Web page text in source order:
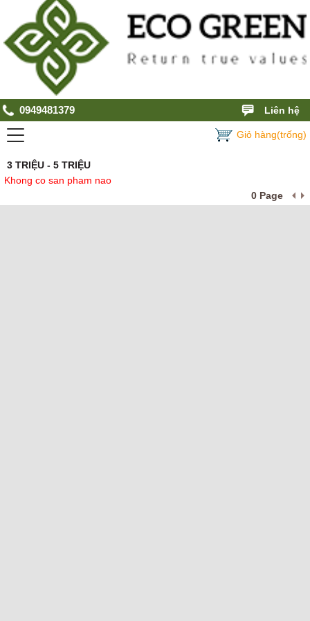
0949481379 Liên hệ
Giỏ hàng(trống)
3 TRIỆU - 5 TRIỆU
Khong co san pham nao
0 Page